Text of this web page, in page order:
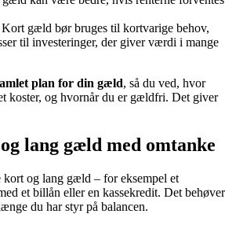
Kort gæld bør bruges til kortvarige behov,
til investeringer, der giver værdi i mange
plan for din gæld, så du ved, hvor
koster, og hvornår du er gældfri. Det giver
lang gæld med omtanke
kort og lang gæld – for eksempel et
et billån eller en kassekredit. Det behøver
du har styr på balancen.